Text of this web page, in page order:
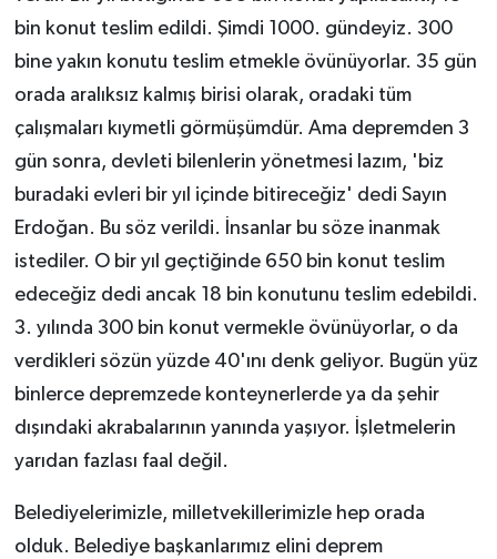
bin konut teslim edildi. Şimdi 1000. gündeyiz. 300
bine yakın konutu teslim etmekle övünüyorlar. 35 gün
orada aralıksız kalmış birisi olarak, oradaki tüm
çalışmaları kıymetli görmüşümdür. Ama depremden 3
gün sonra, devleti bilenlerin yönetmesi lazım, 'biz
buradaki evleri bir yıl içinde bitireceğiz' dedi Sayın
Erdoğan. Bu söz verildi. İnsanlar bu söze inanmak
istediler. O bir yıl geçtiğinde 650 bin konut teslim
edeceğiz dedi ancak 18 bin konutunu teslim edebildi.
3. yılında 300 bin konut vermekle övünüyorlar, o da
verdikleri sözün yüzde 40'ını denk geliyor. Bugün yüz
binlerce depremzede konteynerlerde ya da şehir
dışındaki akrabalarının yanında yaşıyor. İşletmelerin
yarıdan fazlası faal değil.
Belediyelerimizle, milletvekillerimizle hep orada
olduk. Belediye başkanlarımız elini deprem